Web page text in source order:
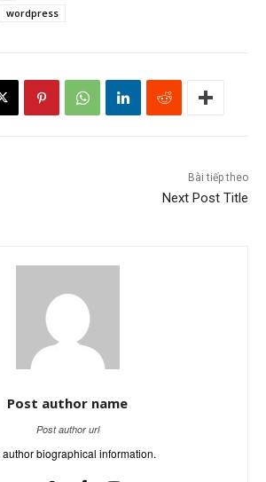
wordpress
Bài tiếp theo
Next Post Title
Post author name
Post author url
author biographical information.